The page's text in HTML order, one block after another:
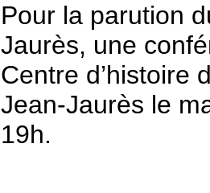
Pour la parution
Jaurès, une
Centre d’histoire
Jean-Jaurès le
19h.